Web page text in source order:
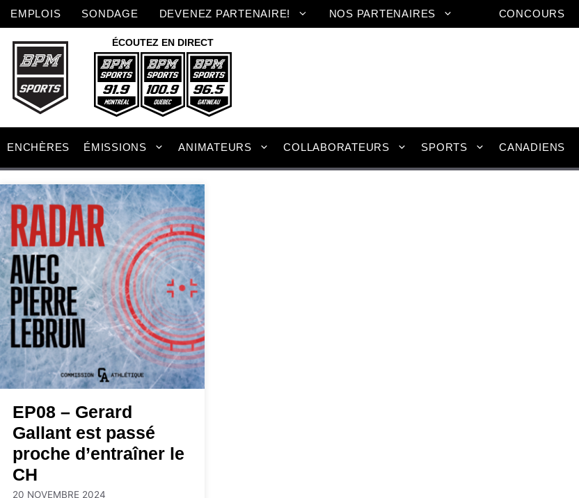
Aller
au
contenu
EMPLOIS SONDAGE DEVENEZ PARTENAIRE! NOS PARTENAIRES CONCOURS
ÉCOUTEZ EN DIRECT
ENCHÈRES ÉMISSIONS ANIMATEURS COLLABORATEURS SPORTS CANADIENS
EP08 – Gerard
Gallant est passé
proche d’entraîner le
CH
20 NOVEMBRE 2024